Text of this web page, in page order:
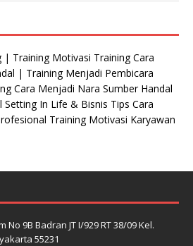
| Training Motivasi Training Cara
| Training Menjadi Pembicara
Cara Menjadi Nara Sumber Handal
In Life & Bisnis Tips Cara
Training Motivasi Karyawan
No 9B Badran JT I/929 RT 38/09 Kel.
55231